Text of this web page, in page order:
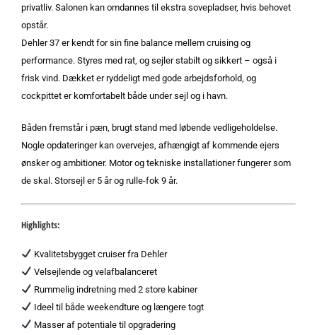
privatliv. Salonen kan omdannes til ekstra sovepladser, hvis behovet
opstår.
Dehler 37 er kendt for sin fine balance mellem cruising og
performance. Styres med rat, og sejler stabilt og sikkert – også i
frisk vind. Dækket er ryddeligt med gode arbejdsforhold, og
cockpittet er komfortabelt både under sejl og i havn.
Båden fremstår i pæn, brugt stand med løbende vedligeholdelse.
Nogle opdateringer kan overvejes, afhængigt af kommende ejers
ønsker og ambitioner. Motor og tekniske installationer fungerer som
de skal. Storsejl er 5 år og rulle-fok 9 år.
Highlights:
Kvalitetsbygget cruiser fra Dehler
Velsejlende og velafbalanceret
Rummelig indretning med 2 store kabiner
Ideel til både weekendture og længere togt
Masser af potentiale til opgradering